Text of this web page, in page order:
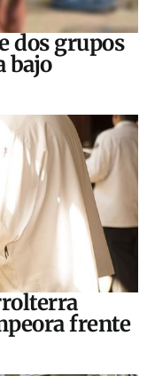
dos grupos
bajo
frente